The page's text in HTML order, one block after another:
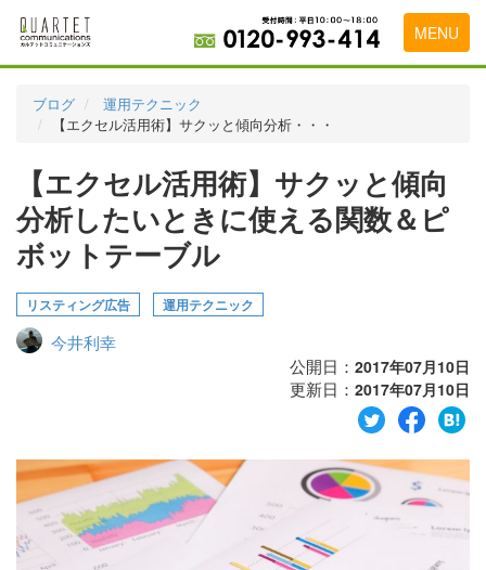
MENU
料金表
実績・お客様の声
初めて導入をお考えの方
代理店の乗り換えをお考えの方
広告代理店・HP制作会社様へ
お申し込みから運用開始までの流れ
ブログ
運用テクニック
【エクセル活用術】サクッと傾向分析・・・
【エクセル活用術】サクッと傾向
分析したいときに使える関数＆ピ
ボットテーブル
リスティング広告 運用テクニック
今井利幸
公開日： 2017年07月10日
更新日： 2017年07月10日